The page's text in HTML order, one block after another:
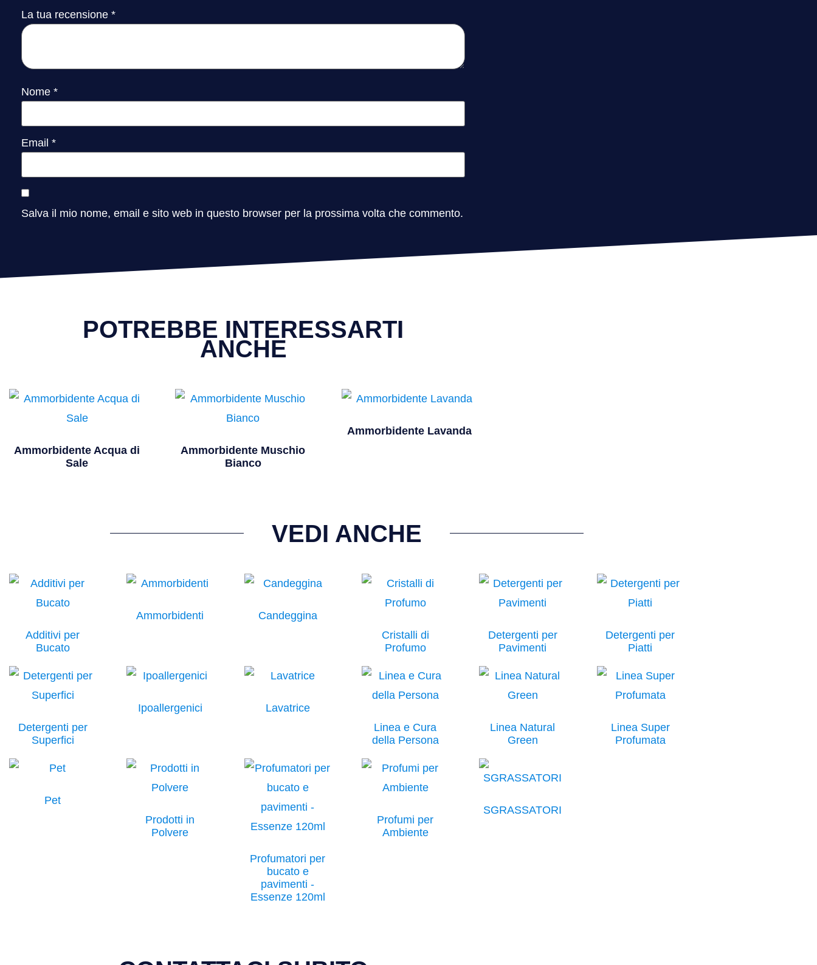
La tua recensione *
Nome *
Email *
Salva il mio nome, email e sito web in questo browser per la prossima volta che commento.
POTREBBE INTERESSARTI
ANCHE
Ammorbidente Acqua di
Sale
Ammorbidente Muschio
Bianco
Ammorbidente Lavanda
VEDI ANCHE
Additivi per
Bucato
Ammorbidenti
Candeggina
Cristalli di
Profumo
Detergenti per
Pavimenti
Detergenti per
Piatti
Detergenti per
Superfici
Ipoallergenici
Lavatrice
Linea e Cura
della Persona
Linea Natural
Green
Linea Super
Profumata
Pet
Prodotti in
Polvere
Profumatori per
bucato e
pavimenti -
Essenze 120ml
Profumi per
Ambiente
SGRASSATORI